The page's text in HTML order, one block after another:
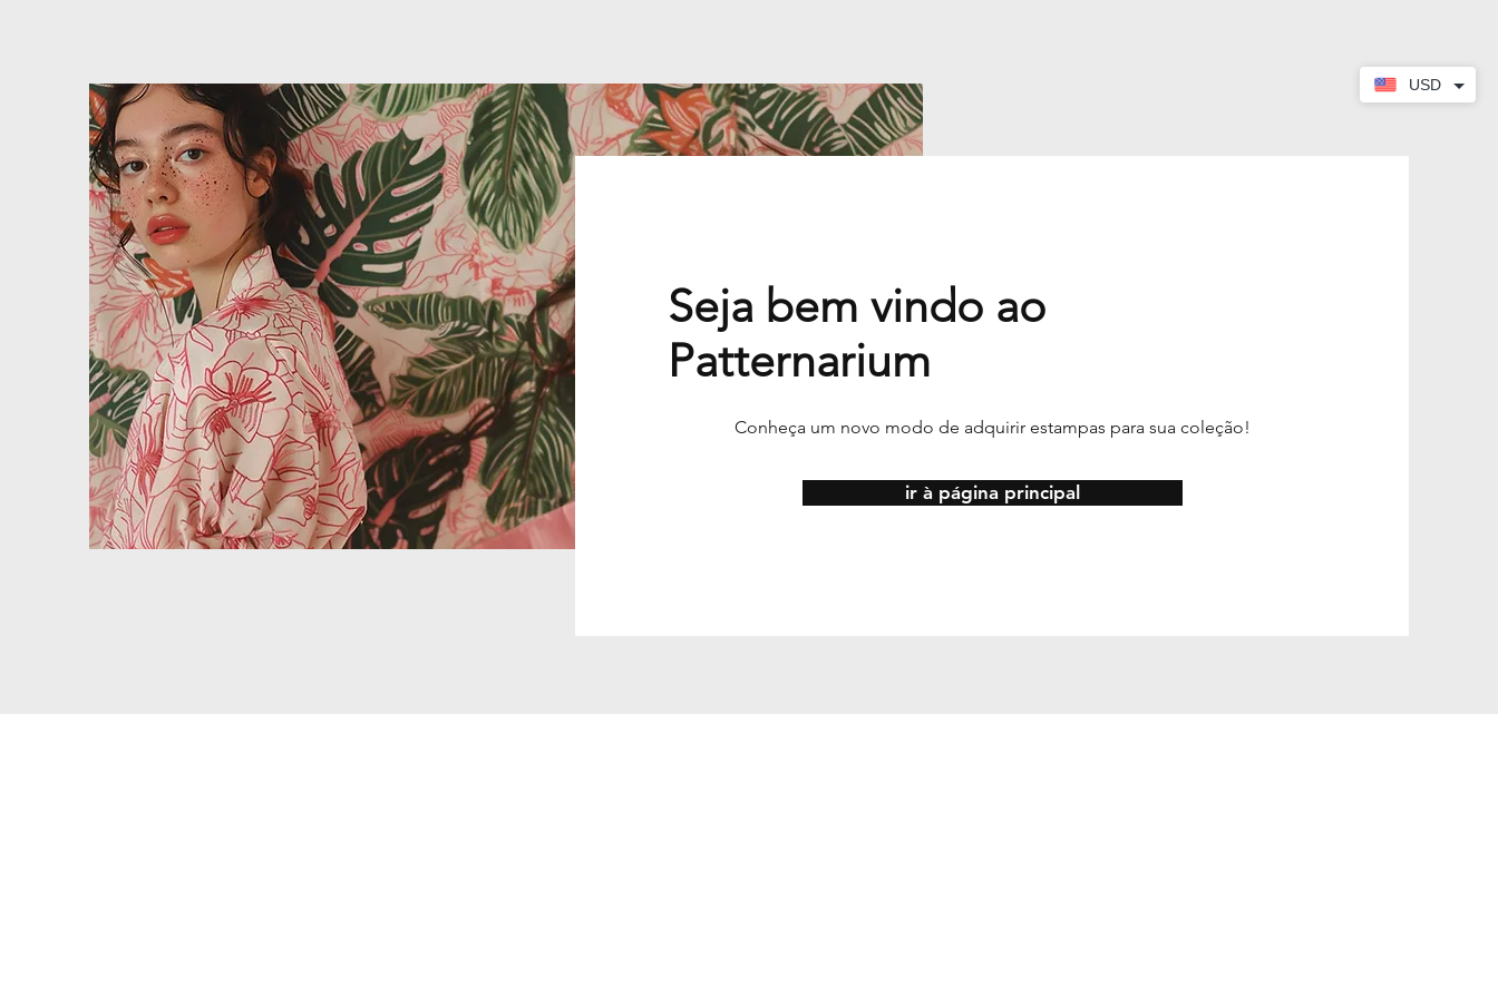
Seja bem vindo ao
Patternarium
Conheça um novo modo de adquirir estampas para sua coleção!
ir à página principal
USD